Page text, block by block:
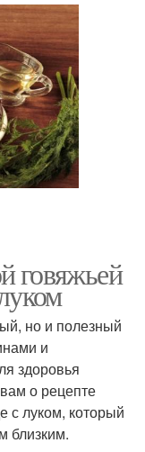
говяжьей
но и полезный
и
здоровья
о рецепте
с луком, который
близким.